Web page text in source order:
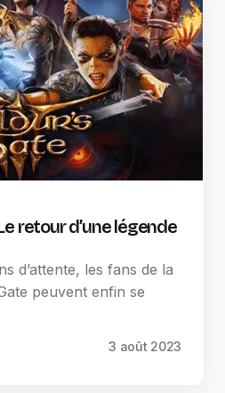
retour d’une légende
d’attente, les fans de la
peuvent enfin se
3 août 2023